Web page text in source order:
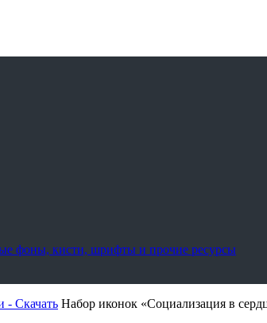
фоны, кисти, шрифты и прочие ресурсы
- Скачать Набор иконок «Социализация в